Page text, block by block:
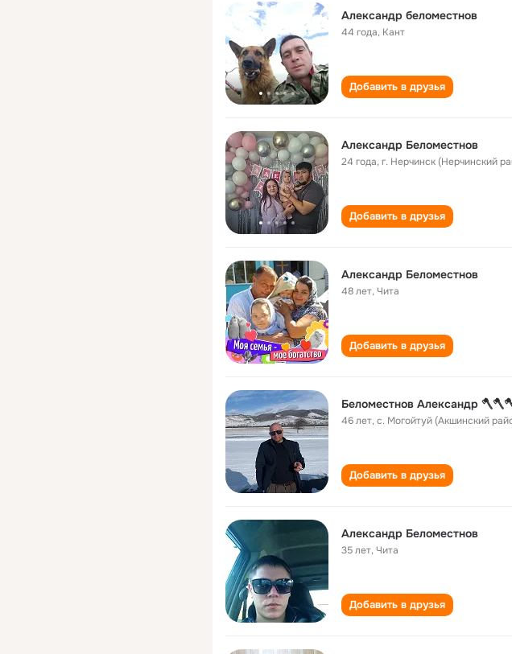
Александр беломестнов
44 года, Кант
Добавить в друзья
Александр Беломестнов
24 года,г. Нерчинск (Нерчинский
Добавить в друзья
Александр Беломестнов
48 лет,Чита
Добавить в друзья
Беломестнов Александр
46 лет,с. Могойтуй (Акшинский
Добавить в друзья
Александр Беломестнов
35 лет,Чита
Добавить в друзья